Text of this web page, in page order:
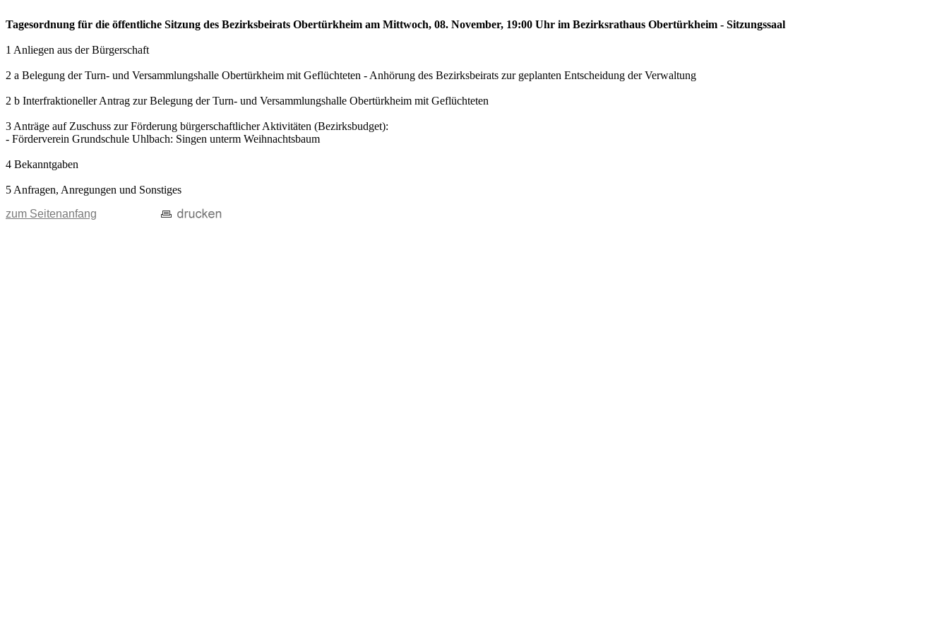
Tagesordnung für die öffentliche Sitzung des Bezirksbeirats Obertürkheim am Mittwoch, 08. November, 19:00 Uhr im Bezirksrathaus Obertürkheim - Sitzungssaal
1 Anliegen aus der Bürgerschaft
2 a Belegung der Turn- und Versammlungshalle Obertürkheim mit Geflüchteten - Anhörung des Bezirksbeirats zur geplanten Entscheidung der Verwaltung
2 b Interfraktioneller Antrag zur Belegung der Turn- und Versammlungshalle Obertürkheim mit Geflüchteten
3 Anträge auf Zuschuss zur Förderung bürgerschaftlicher Aktivitäten (Bezirksbudget):
- Förderverein Grundschule Uhlbach: Singen unterm Weihnachtsbaum
4 Bekanntgaben
5 Anfragen, Anregungen und Sonstiges
zum Seitenanfang